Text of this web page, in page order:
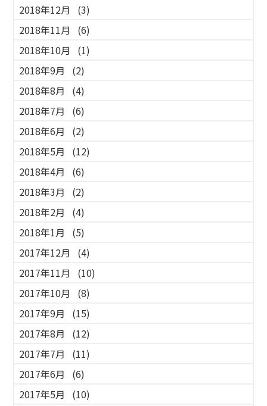
2018年12月
(3)
2018年11月
(6)
2018年10月
(1)
2018年9月
(2)
2018年8月
(4)
2018年7月
(6)
2018年6月
(2)
2018年5月
(12)
2018年4月
(6)
2018年3月
(2)
2018年2月
(4)
2018年1月
(5)
2017年12月
(4)
2017年11月
(10)
2017年10月
(8)
2017年9月
(15)
2017年8月
(12)
2017年7月
(11)
2017年6月
(6)
2017年5月
(10)